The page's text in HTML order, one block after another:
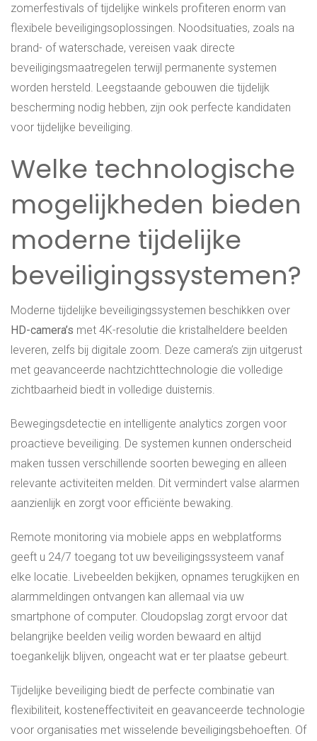
zomerfestivals of tijdelijke winkels profiteren enorm van
flexibele beveiligingsoplossingen. Noodsituaties, zoals na
brand- of waterschade, vereisen vaak directe
beveiligingsmaatregelen terwijl permanente systemen
worden hersteld. Leegstaande gebouwen die tijdelijk
bescherming nodig hebben, zijn ook perfecte kandidaten
voor tijdelijke beveiliging.
Welke technologische
mogelijkheden bieden
moderne tijdelijke
beveiligingssystemen?
Moderne tijdelijke beveiligingssystemen beschikken over
HD-camera’s met 4K-resolutie die kristalheldere beelden
leveren, zelfs bij digitale zoom. Deze camera’s zijn uitgerust
met geavanceerde nachtzichttechnologie die volledige
zichtbaarheid biedt in volledige duisternis.
Bewegingsdetectie en intelligente analytics zorgen voor
proactieve beveiliging. De systemen kunnen onderscheid
maken tussen verschillende soorten beweging en alleen
relevante activiteiten melden. Dit vermindert valse alarmen
aanzienlijk en zorgt voor efficiënte bewaking.
Remote monitoring via mobiele apps en webplatforms
geeft u 24/7 toegang tot uw beveiligingssysteem vanaf
elke locatie. Livebeelden bekijken, opnames terugkijken en
alarmmeldingen ontvangen kan allemaal via uw
smartphone of computer. Cloudopslag zorgt ervoor dat
belangrijke beelden veilig worden bewaard en altijd
toegankelijk blijven, ongeacht wat er ter plaatse gebeurt.
Tijdelijke beveiliging biedt de perfecte combinatie van
flexibiliteit, kosteneffectiviteit en geavanceerde technologie
voor organisaties met wisselende beveiligingsbehoeften. Of